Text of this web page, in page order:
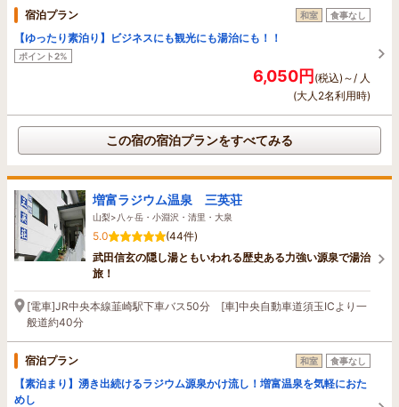
宿泊プラン 和室 食事なし
【ゆったり素泊り】ビジネスにも観光にも湯治にも！！
ポイント2%
6,050円(税込)～/ 人
(大人2名利用時)
この宿の宿泊プランをすべてみる
増富ラジウム温泉 三英荘
山梨>八ヶ岳・小淵沢・清里・大泉
5.0
(44件)
武田信玄の隠し湯ともいわれる歴史ある力強い源泉で湯治
旅！
[電車]JR中央本線韮崎駅下車バス50分 [車]中央自動車道須玉ICより一
般道約40分
宿泊プラン 和室 食事なし
【素泊まり】湧き出続けるラジウム源泉かけ流し！増富温泉を気軽におた
めし